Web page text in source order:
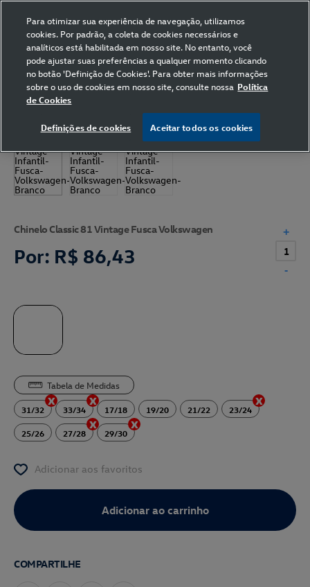
Home Volkswagen Vestuário Chinelos
Chinelo Classic 81 Vintage Fusca Volkswagen
Por: R$ 86,43
Tabela de Medidas
31/32 33/34 17/18 19/20 21/22 23/24
25/26 27/28 29/30
-
+
Adicionar aos favoritos
COMPARTILHE
Para otimizar sua experiência de navegação, utilizamos
cookies. Por padrão, a coleta de cookies necessários e
analíticos está habilitada em nosso site. No entanto, você
pode ajustar suas preferências a qualquer momento clicando
no botão 'Definição de Cookies'. Para obter mais informações
sobre o uso de cookies em nosso site, consulte nossa Política
de Cookies
Definições de cookies Aceitar todos os cookies